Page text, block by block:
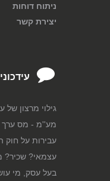
ניתוח דוחות
יצירת קשר
גילוי מרצון של
מע''מ - מס ערך
עבירות על חוק
עצמאי? שכיר?
בעל עסק, מי